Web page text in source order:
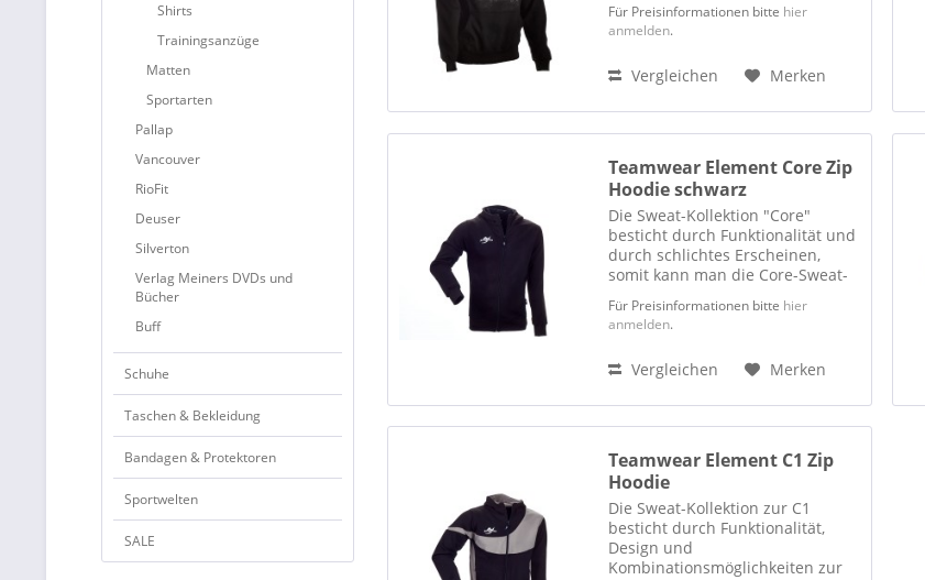
Shirts
Trainingsanzüge
Matten
Sportarten
Pallap
Vancouver
RioFit
Deuser
Silverton
Verlag Meiners DVDs und
Bücher
Buff
Schuhe
Taschen & Bekleidung
Bandagen & Protektoren
Sportwelten
SALE
Polyester.
Für Preisinformationen bitte hier
anmelden.
Vergleichen Merken
Teamwear Element Core Zip
Hoodie schwarz
Die Sweat-Kollektion "Core"
besticht durch Funktionalität und
durch schlichtes Erscheinen,
somit kann man die Core-Sweat-
nutzen. Jedes Team kann das
passende Teil zur Präsentation,
Für Preisinformationen bitte hier
anmelden.
Vergleichen Merken
Teamwear Element C1 Zip
Hoodie
Die Sweat-Kollektion zur C1
besticht durch Funktionalität,
Design und
Kombinationsmöglichkeiten zur